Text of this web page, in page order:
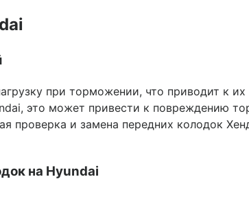
при торможении, что приводит к
это может привести к повреждению
проверка и замена передних колодок
на Hyundai